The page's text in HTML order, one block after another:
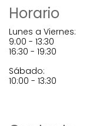
Horario
Lunes a Viernes:
9:00 - 13:30
16:30 - 19:30
Sábado:
10:00 - 13:30